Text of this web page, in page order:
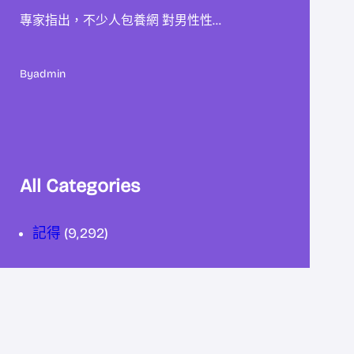
專家指出，不少人包養網 對男性性…
Byadmin
All Categories
記得 (9,292)